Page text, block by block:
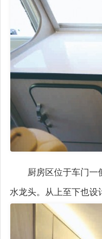
厨房区位于车门
水龙头。从上至下也